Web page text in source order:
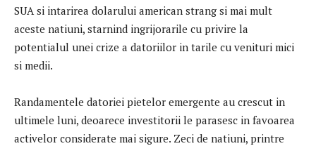
SUA si intarirea dolarului american strang si mai mult
aceste natiuni, starnind ingrijorarile cu privire la
potentialul unei crize a datoriilor in tarile cu venituri mici
si medii.
Randamentele datoriei pietelor emergente au crescut in
ultimele luni, deoarece investitorii le parasesc in favoarea
activelor considerate mai sigure. Zeci de natiuni, printre